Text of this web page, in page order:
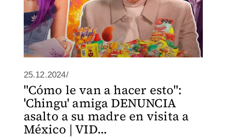
25.12.2024/
"Cómo le van a hacer esto":
'Chingu' amiga DENUNCIA
asalto a su madre en visita a
México | VID...